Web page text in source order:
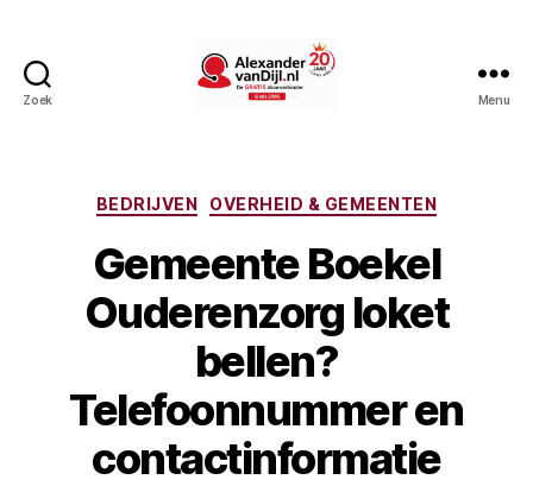
Zoek Menu
Categorieën
BEDRIJVEN OVERHEID & GEMEENTEN
Gemeente Boekel
Ouderenzorg loket
bellen?
Telefoonnummer en
contactinformatie